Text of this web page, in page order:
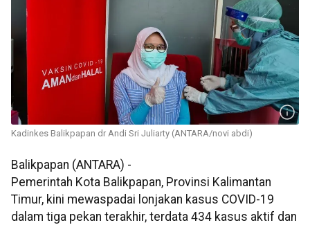
Kadinkes Balikpapan dr Andi Sri Juliarty (ANTARA/novi abdi)
Balikpapan (ANTARA) -
Pemerintah Kota Balikpapan, Provinsi Kalimantan
Timur, kini mewaspadai lonjakan kasus COVID-19
dalam tiga pekan terakhir, terdata 434 kasus aktif dan